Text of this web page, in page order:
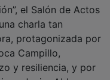
charla tan
protagonizada por
Campillo,
y resiliencia, y por
Javier Ablanque